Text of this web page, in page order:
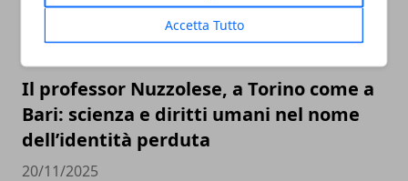
Accetta Tutto
Il professor Nuzzolese, a Torino come a
Bari: scienza e diritti umani nel nome
dell’identità perduta
20/11/2025